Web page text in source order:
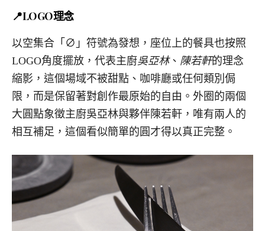
📍LOGO理念
以空集合「∅」符號為發想，座位上的餐具也按照
LOGO角度擺放，代表主廚吳亞林、 陳若軒的理念
縮影，這個場域不被甜點、咖啡廳或任何類別侷
限，而是保留著對創作最原始的自由。外圈的兩個
大圓點象徵主廚吳亞林與夥伴陳若軒，唯有兩人的
相互補足，這個看似簡單的圓才得以真正完整。